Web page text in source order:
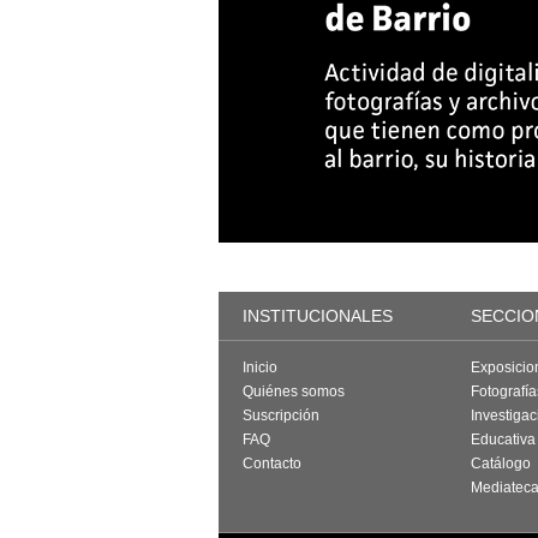
INSTITUCIONALES
Inicio
Quiénes somos
Suscripción
FAQ
Contacto
Educativa
Catálogo
Mediateca